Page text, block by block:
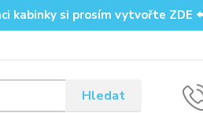
kabinky si prosím vytvořte ZDE
Hledat